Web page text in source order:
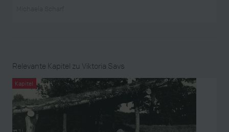
Relevante Kapitel zu Viktoria Savs
Kapitel